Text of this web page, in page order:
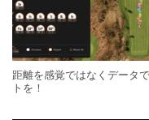
距離を感覚ではなくデータ
トを！